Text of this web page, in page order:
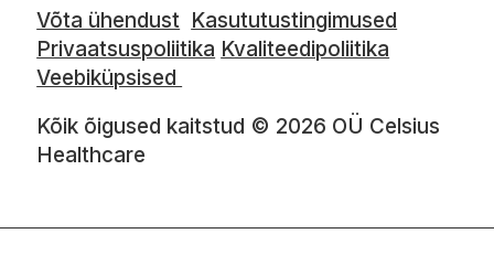
Võta ühendust Kasututustingimused
Privaatsuspoliitika Kvaliteedipoliitika
Veebiküpsised
Kõik õigused kaitstud © 2026 OÜ Celsius
Healthcare